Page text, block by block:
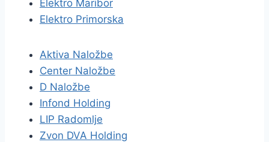
Elektro Maribor
Elektro Primorska
Aktiva Naložbe
Center Naložbe
D Naložbe
Infond Holding
LIP Radomlje
Zvon DVA Holding